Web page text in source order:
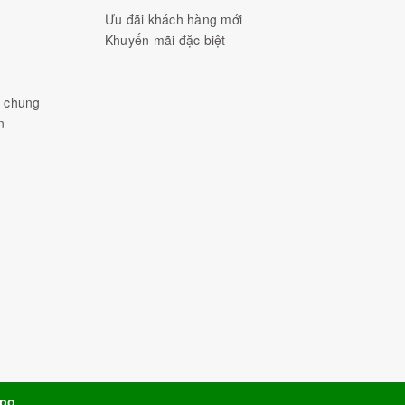
Ưu đãi khách hàng mới
Khuyến mãi đặc biệt